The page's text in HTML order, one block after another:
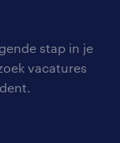
stap in je
vacatures